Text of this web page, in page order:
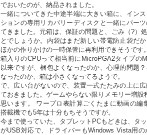
でおいたのが、納品されました。
一緒についてきた中途半端に大きい箱に、イン
ションの専用リカバリーディスクと一緒にパー
てきました。元箱は、保証の問題と、ごみ（?）
とでしょうか。内袋はまだ新しい帯電防止袋だ
ほかの作りかけの一時保管に再利用できそうです
箱入りのCPUって相当前にMicroPGA2タイプの
以来ですが、梱包よくなったのか、心理的問題
なったのか、箱は小さくなってるようで。
で、広い台がないので、装置一式たたみの上に
ておきました。ゲームやらない限りメモリー増設
思います。 ワープロ表計算ごくたまに動画の編
搭載機でも5年は十分もちそうですが。
今まで使っていた、タブレットPCもどきは、タ
がUSB対応で、ドライバーもWindows Vista用